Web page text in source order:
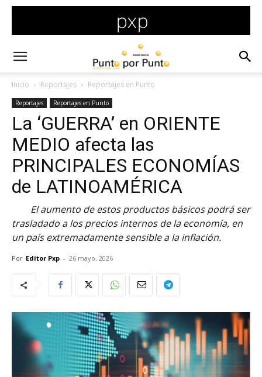
Inicio Reportajes Reportajes en Punto
Reportajes Reportajes en Punto
La ‘GUERRA’ en ORIENTE
MEDIO afecta las
PRINCIPALES ECONOMÍAS
de LATINOAMÉRICA
El aumento de estos productos básicos podrá ser
trasladado a los precios internos de la economía, en
un país extremadamente sensible a la inflación.
Por Editor Pxp - 26 mayo, 2026